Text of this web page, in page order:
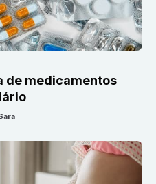
de medicamentos